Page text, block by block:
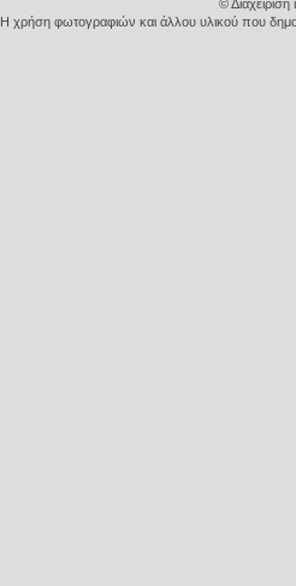
©
Η χρήση φωτογραφιών και άλλου υλικού που